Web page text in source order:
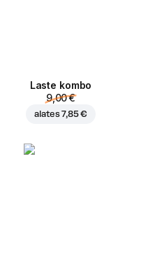
Laste kombo
9,00 €
alates7,85 €